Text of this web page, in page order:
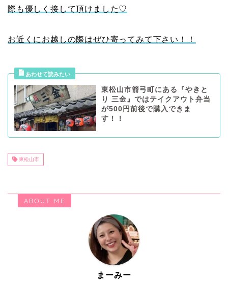
際も優しく接して頂けました♡
お近くにお越しの際はぜひ寄ってみて下さい！！
東松山市箭弓町にある『やきと
り 三金』ではテイクアウト弁当
が500円前後で購入できま
す！！
東松山市
ABOUT ME
まーみー